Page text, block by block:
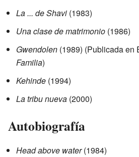
La ... de Shavi (1983)
Una clase de matrimonio (1986)
Gwendolen (1989) (Publicada en
Familia)
Kehinde (1994)
La tribu nueva (2000)
Autobiografía
Head above water(1984)